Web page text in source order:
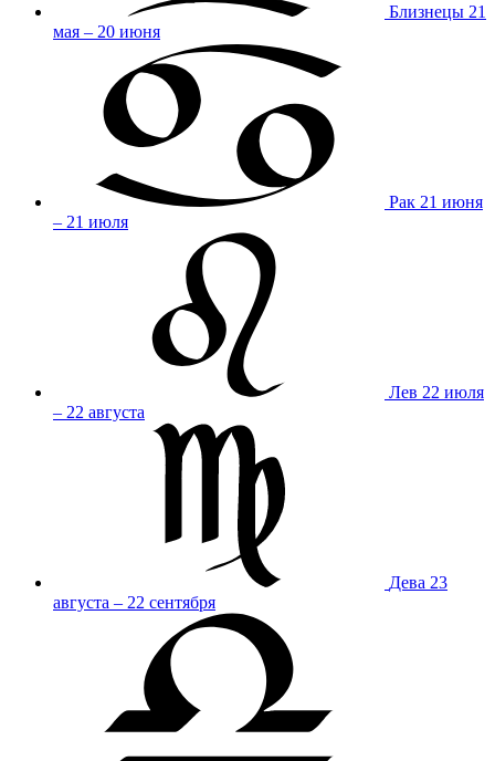
Близнецы 21
мая – 20 июня
Рак 21 июня
– 21 июля
Лев 22 июля
– 22 августа
Дева 23
августа – 22 сентября